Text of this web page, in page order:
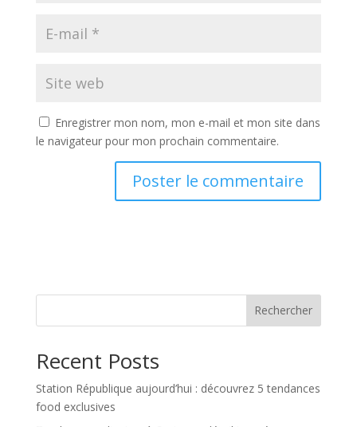
Enregistrer mon nom, mon e-mail et mon site dans
le navigateur pour mon prochain commentaire.
Rechercher
Recent Posts
Station République aujourd’hui : découvrez 5 tendances
food exclusives